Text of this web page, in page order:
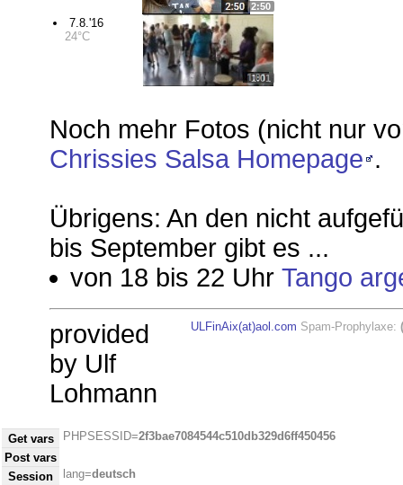
2:50
7.8.'16
24°C
1:01
Noch mehr Fotos (nicht nur
Chrissies Salsa Homepage .
Übrigens: An den nicht
bis September gibt es ...
von 18 bis 22 UhrTango
provided
by Ulf
Lohmann
ULFinAix(at)aol.com Spam-Prophylaxe:
Get vars PHPSESSID=2f3bae7084544c510db329d6ff450456
Post vars
Session
lang=deutsch